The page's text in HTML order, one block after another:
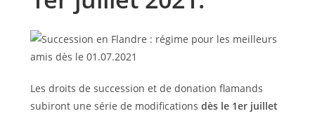
Les droits de succession et de donation flamands
subiront une série de modifications dès le 1er juillet